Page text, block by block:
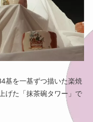
基を一基ずつ描いた楽焼
げた「抹茶碗タワー」で